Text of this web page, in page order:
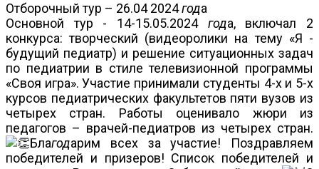
Отборочный тур – 26.04 2024года
Основной тур - 14-15.05.2024 года, включал 2
конкурса: творческий (видеоролики на тему «Я -
будущий педиатр) и решение ситуационных задач
по педиатрии в стиле телевизионной программы
«Своя игра». Участие принимали студенты 4-х и 5-х
курсов педиатрических факультетов пяти вузов из
четырех стран. Работы оценивало жюри из
педагогов – врачей-педиатров из четырех стран.
Благодарим всех за участие! Поздравляем
победителей и призеров! Список победителей и